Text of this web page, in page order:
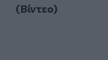
(Βίντεο)